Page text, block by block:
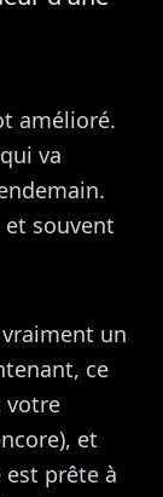
amélioré.
va
et souvent
un
ce
votre
et
prête à